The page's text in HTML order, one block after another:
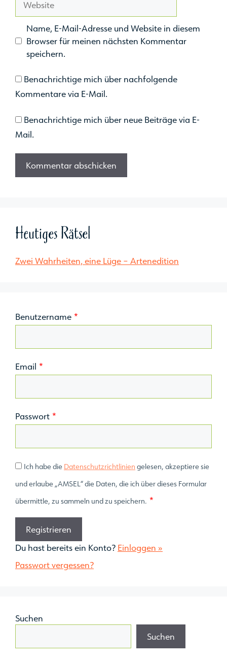
Name, E-Mail-Adresse und Website in diesem
Browser für meinen nächsten Kommentar
speichern.
Benachrichtige mich über nachfolgende
Kommentare via E-Mail.
Benachrichtige mich über neue Beiträge via E-
Mail.
Heutiges Rätsel
Zwei Wahrheiten, eine Lüge – Artenedition
Benutzername *
Email *
Passwort *
Ich habe die Datenschutzrichtlinien gelesen, akzeptiere sie
und erlaube „AMSEL“ die Daten, die ich über dieses Formular
übermittle, zu sammeln und zu speichern. *
Du hast bereits ein Konto? Einloggen »
Passwort vergessen?
Suchen
Suchen